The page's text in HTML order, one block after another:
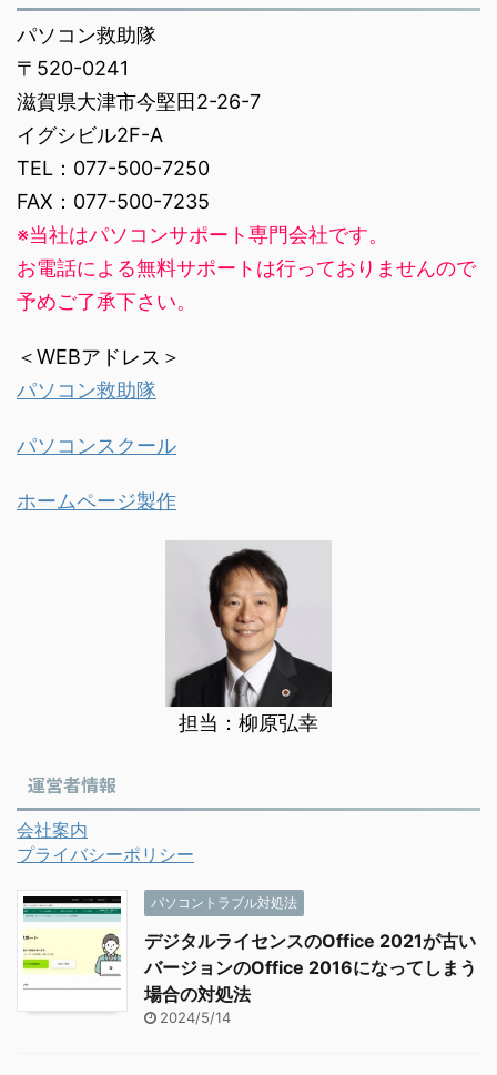
パソコン救助隊
〒520-0241
滋賀県大津市今堅田2-26-7
イグシビル2F-A
TEL：077-500-7250
FAX：077-500-7235
※当社はパソコンサポート専門会社です。
お電話による無料サポートは行っておりませんので
予めご了承下さい。
＜WEBアドレス＞
パソコン救助隊
パソコンスクール
ホームページ製作
担当：柳原弘幸
運営者情報
会社案内
プライバシーポリシー
パソコントラブル対処法
デジタルライセンスのOffice 2021が古い
バージョンのOffice 2016になってしまう
場合の対処法
2024/5/14